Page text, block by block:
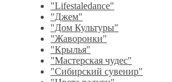
"Lifestaledance"
"Джем"
"Дом Культуры"
"Жаворонки"
"Крылья"
"Мастерская чудес"
"Сибирский сувенир"